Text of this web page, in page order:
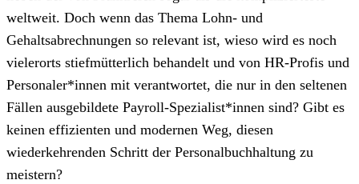
weltweit. Doch wenn das Thema Lohn- und
Gehaltsabrechnungen so relevant ist, wieso wird es noch
vielerorts stiefmütterlich behandelt und von HR-Profis und
Personaler*innen mit verantwortet, die nur in den seltenen
Fällen ausgebildete Payroll-Spezialist*innen sind? Gibt es
keinen effizienten und modernen Weg, diesen
wiederkehrenden Schritt der Personalbuchhaltung zu
meistern?